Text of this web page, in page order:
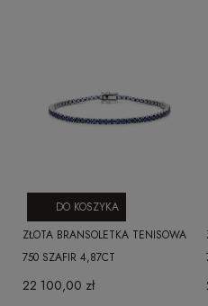
ZŁOTA BRANSOLETKA TENISOWA
750 SZAFIR 4,87CT
22 100,00 zł
DO KOSZYKA